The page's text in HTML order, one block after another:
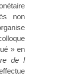
non
» en
de l